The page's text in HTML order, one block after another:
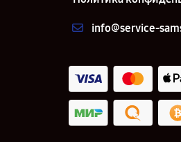
info@service-